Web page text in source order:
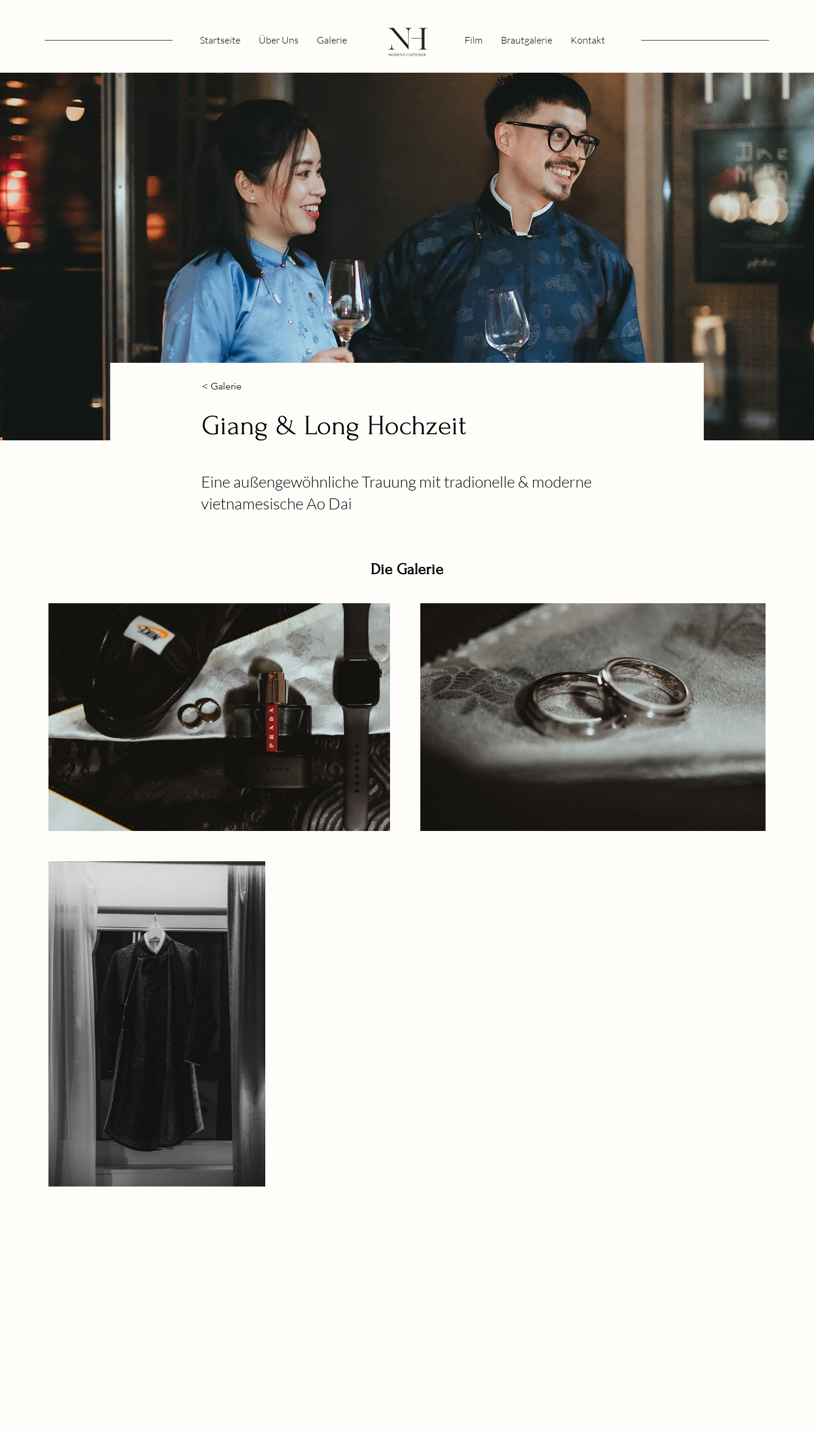
Startseite Über Uns Galerie Film Brautgalerie Kontakt
< Galerie
Giang & Long Hochzeit
Eine außengewöhnliche Trauung mit tradionelle & moderne
vietnamesische Ao Dai
Die Galerie